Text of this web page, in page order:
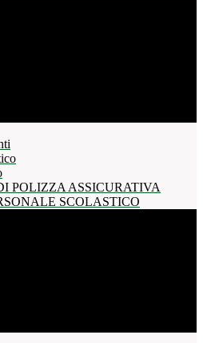
POLIZZA ASSICURATIVA
SCOLASTICO